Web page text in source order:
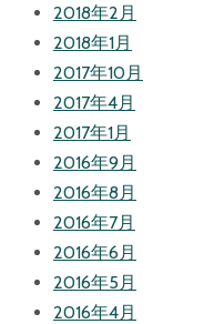
2018年2月
2018年1月
2017年10月
2017年4月
2017年1月
2016年9月
2016年8月
2016年7月
2016年6月
2016年5月
2016年4月